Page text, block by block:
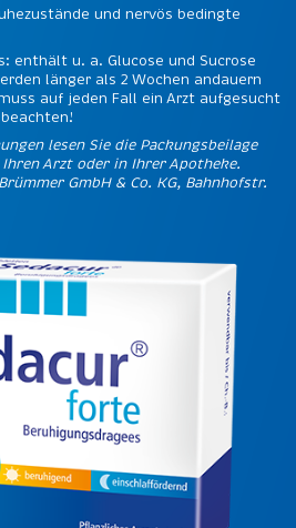
und nervös bedingte
enthält u. a. Glucose und Sucrose
länger als 2 Wochen andauern
auf jeden Fall ein Arzt aufgesucht
lesen Sie die Packungsbeilage
Arzt oder in Ihrer Apotheke.
GmbH & Co. KG, Bahnhofstr.